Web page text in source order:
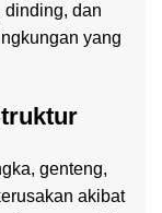
dinding, dan
yang
genteng,
akibat